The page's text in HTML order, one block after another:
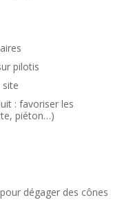
pilotis
site
: favoriser les
piéton…)
dégager des cônes